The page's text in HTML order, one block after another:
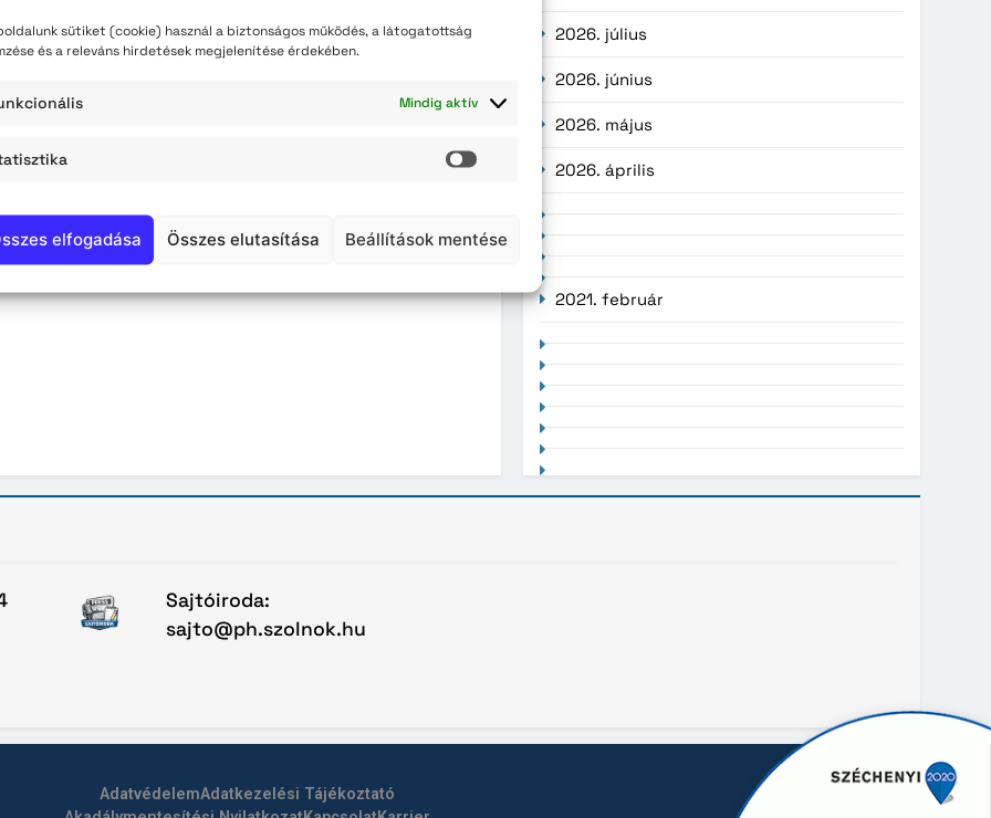
sütiket (cookie) használ a biztonságos működés, a látogatottság
és a releváns hirdetések megjelenítése érdekében.
Mindig aktív
Statisztika
elfogadása Összes elutasítása Beállítások mentése
hirdetmények
2026. július
2026. június
2026. május
2026. április
2021. február
Sajtóiroda:
sajto@ph.szolnok.hu
AdatvédelemAdatkezelési Tájékoztató